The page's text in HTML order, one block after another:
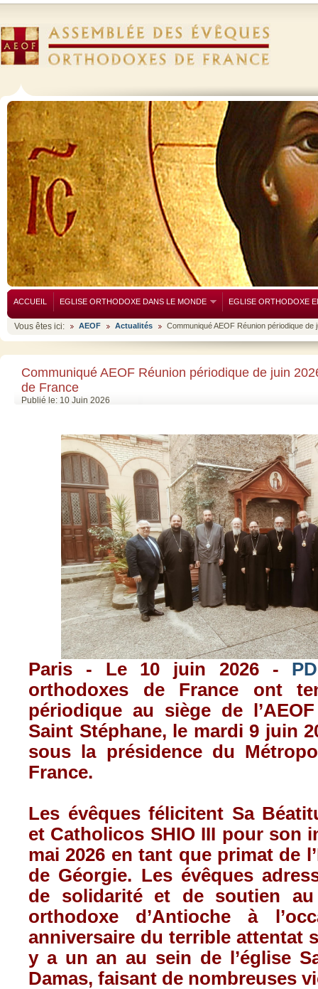
ACCUEIL EGLISE ORTHODOXE DANS LE MONDE EGLISE ORTHODOXE
Vous êtes ici: AEOF Actualités Communiqué AEOF Réunion périodique
Communiqué AEOF Réunion périodique de juin
de France
Publié le: 10 Juin 2026
Paris - Le 10 juin 2026 -
orthodoxes de France ont
périodique au siège de
Saint Stéphane, le mardi 9 juin
sous la présidence du
France.
Les évêques félicitent Sa
et Catholicos SHIO III pour son
mai 2026 en tant que primat de
de Géorgie. Les évêques
de solidarité et de soutien au
orthodoxe d’Antioche à
anniversaire du terrible attentat
y a un an au sein de l’église
Damas, faisant de nombreuses